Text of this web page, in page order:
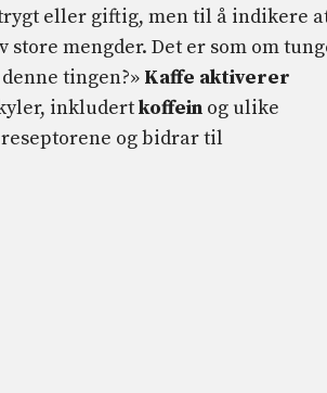
eller giftig, men til å indikere
mengder. Det er som om
tingen?» Kaffe aktiverer
inkludertkoffein og ulike
og bidrar til